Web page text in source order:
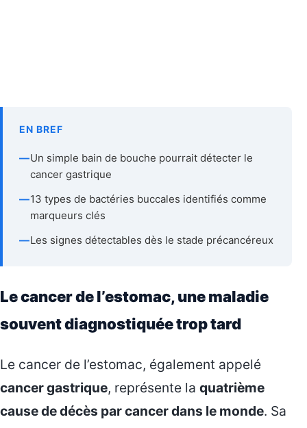
EN BREF
—Un simple bain de bouche pourrait détecter le
cancer gastrique
—13 types de bactéries buccales identifiés comme
marqueurs clés
—Les signes détectables dès le stade précancéreux
Le cancer de l’estomac, une maladie
souvent diagnostiquée trop tard
Le cancer de l’estomac, également appelé
cancer gastrique, représente la quatrième
cause de décès par cancer dans le monde. Sa